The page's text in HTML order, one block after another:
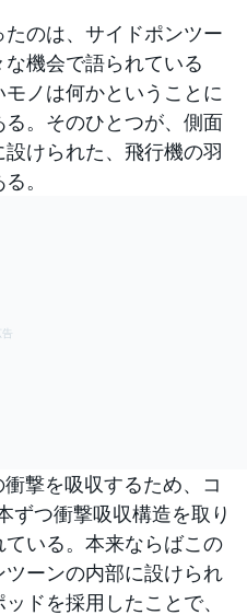
のは、サイドポンツー
機会で語られている
ノは何かということに
。そのひとつが、側面
けられた、飛行機の羽
。
撃を吸収するため、コ
ずつ衝撃吸収構造を取り
いる。本来ならばこの
ーンの内部に設けられ
ドを採用したことで、